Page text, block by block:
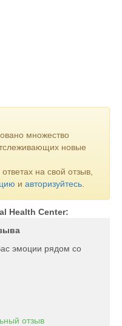
множество
новые
на свой отзыв,
и авторизуйтесь
Health Center:
эмоции рядом со
отзыв